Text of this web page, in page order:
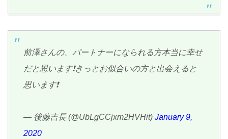
前澤さんの、パートナーになられる方本当に幸せ
だと思います❗きっとお似合いの方と出会えると
思います❗
— 後藤吉長 (@UbLgCCjxm2HVHit) January 9,
2020